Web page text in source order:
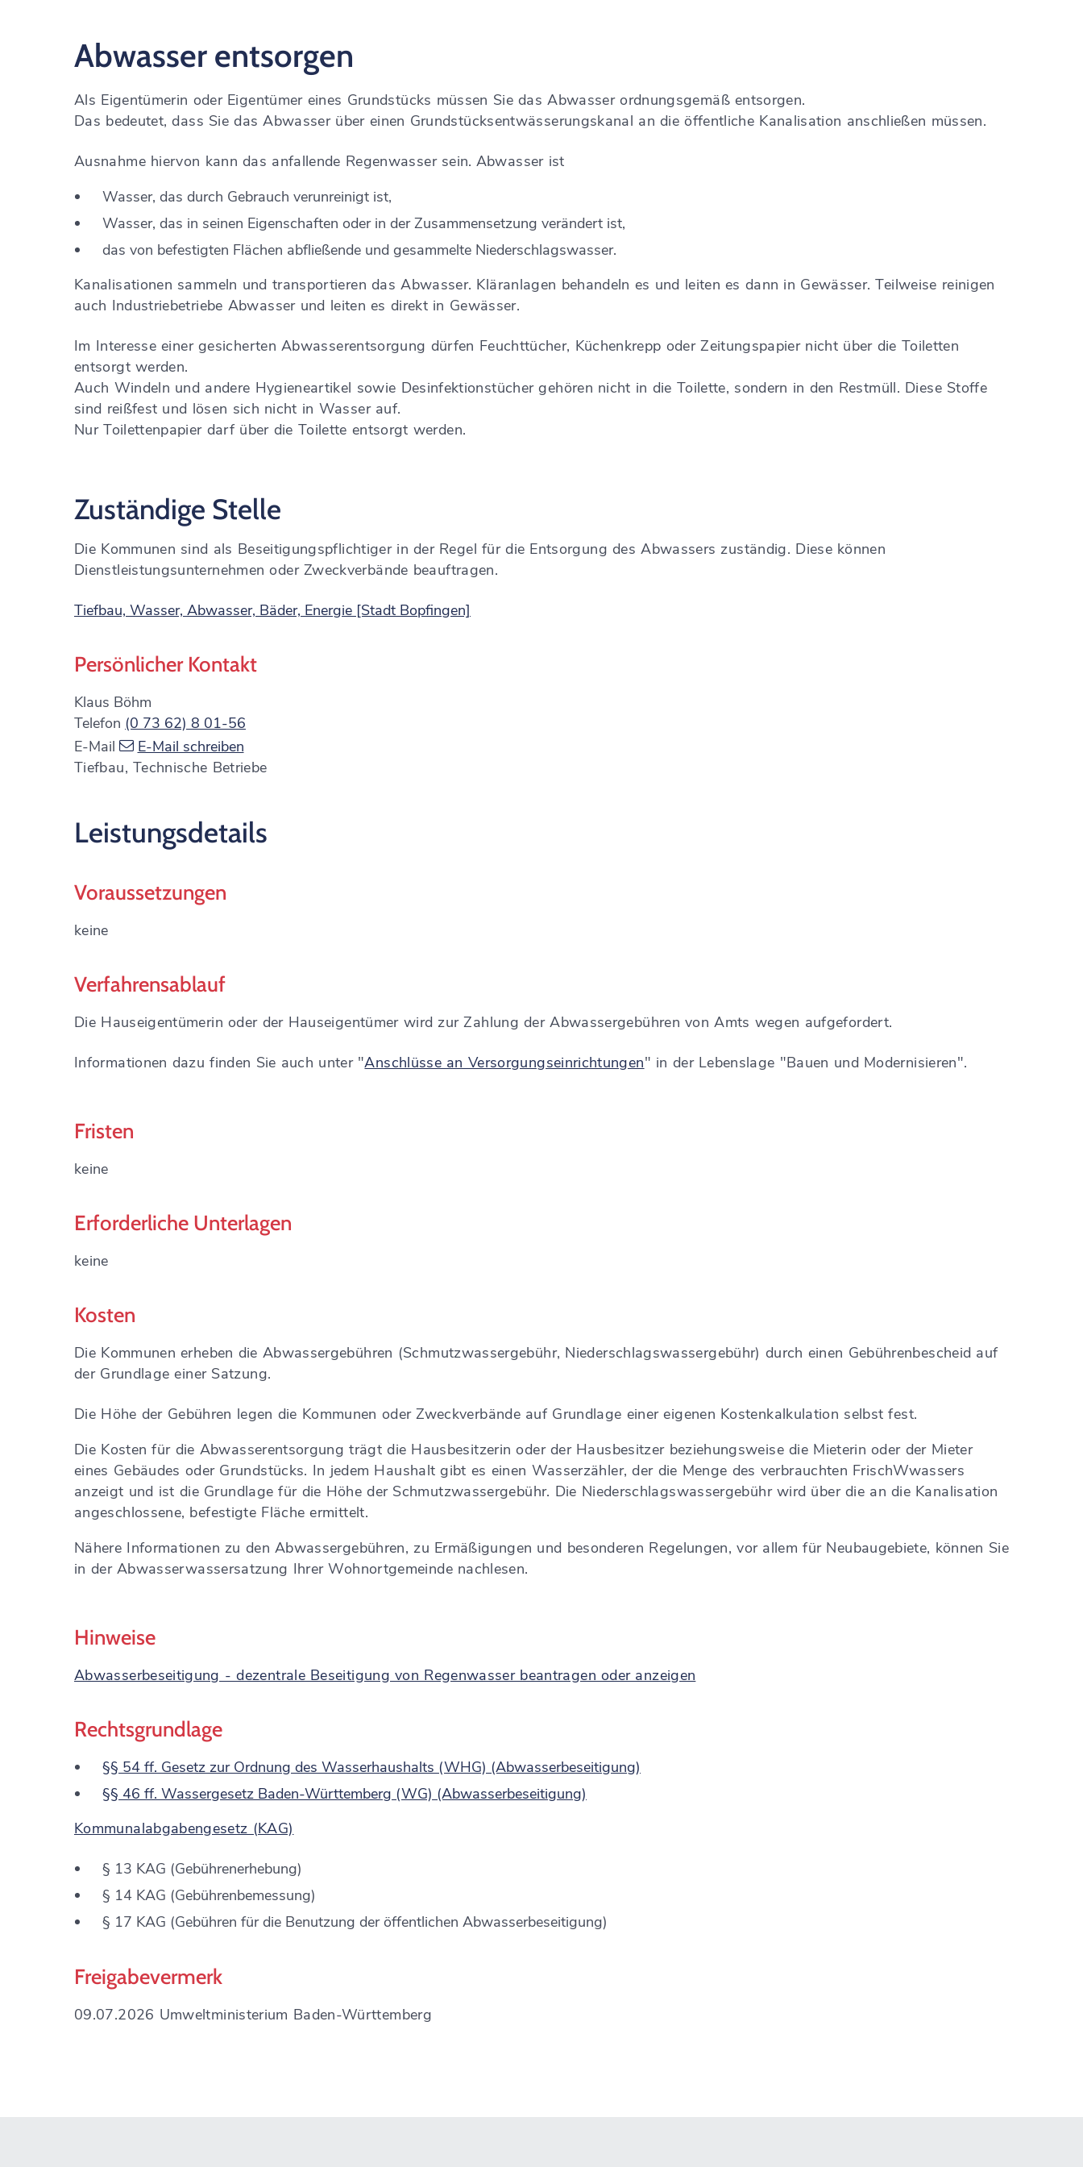
Abwasser entsorgen
Als Eigentümerin oder Eigentümer eines Grundstücks müssen Sie das Abwasser ordnungsgemäß entsorgen.
Das bedeutet, dass Sie das Abwasser über einen Grundstücksentwässerungskanal an die öffentliche Kanalisation anschließen müssen.
Ausnahme hiervon kann das anfallende Regenwasser sein. Abwasser ist
Wasser, das durch Gebrauch verunreinigt ist,
Wasser, das in seinen Eigenschaften oder in der Zusammensetzung verändert ist,
das von befestigten Flächen abfließende und gesammelte Niederschlagswasser.
Kanalisationen sammeln und transportieren das Abwasser. Kläranlagen behandeln es und leiten es dann in Gewässer. Teilweise reinigen
auch Industriebetriebe Abwasser und leiten es direkt in Gewässer.
Im Interesse einer gesicherten Abwasserentsorgung dürfen Feuchttücher, Küchenkrepp oder Zeitungspapier nicht über die Toiletten
entsorgt werden.
Auch Windeln und andere Hygieneartikel sowie Desinfektionstücher gehören nicht in die Toilette, sondern in den Restmüll. Diese Stoffe
sind reißfest und lösen sich nicht in Wasser auf.
Nur Toilettenpapier darf über die Toilette entsorgt werden.
Zuständige Stelle
Die Kommunen sind als Beseitigungspflichtiger in der Regel für die Entsorgung des Abwassers zuständig. Diese können
Dienstleistungsunternehmen oder Zweckverbände beauftragen.
Tiefbau, Wasser, Abwasser, Bäder, Energie [Stadt Bopfingen]
Persönlicher Kontakt
Klaus Böhm
Telefon (0 73 62) 8 01-56
E-Mail
E-Mail schreiben
Tiefbau, Technische Betriebe
Leistungsdetails
Voraussetzungen
keine
Verfahrensablauf
Die Hauseigentümerin oder der Hauseigentümer wird zur Zahlung der Abwassergebühren von Amts wegen aufgefordert.
Informationen dazu finden Sie auch unter "Anschlüsse an Versorgungseinrichtungen" in der Lebenslage "Bauen und Modernisieren".
Fristen
keine
Erforderliche Unterlagen
keine
Kosten
Die Kommunen erheben die Abwassergebühren (Schmutzwassergebühr, Niederschlagswassergebühr) durch einen Gebührenbescheid auf
der Grundlage einer Satzung.
Die Höhe der Gebühren legen die Kommunen oder Zweckverbände auf Grundlage einer eigenen Kostenkalkulation selbst fest.
Die Kosten für die Abwasserentsorgung trägt die Hausbesitzerin oder der Hausbesitzer beziehungsweise die Mieterin oder der Mieter
eines Gebäudes oder Grundstücks. In jedem Haushalt gibt es einen Wasserzähler, der die Menge des verbrauchten FrischWwassers
anzeigt und ist die Grundlage für die Höhe der Schmutzwassergebühr. Die Niederschlagswassergebühr wird über die an die Kanalisation
angeschlossene, befestigte Fläche ermittelt.
Nähere Informationen zu den Abwassergebühren, zu Ermäßigungen und besonderen Regelungen, vor allem für Neubaugebiete, können Sie
in der Abwasserwassersatzung Ihrer Wohnortgemeinde nachlesen.
Hinweise
Abwasserbeseitigung - dezentrale Beseitigung von Regenwasser beantragen oder anzeigen
Rechtsgrundlage
§§ 54 ff. Gesetz zur Ordnung des Wasserhaushalts (WHG) (Abwasserbeseitigung)
§§ 46 ff. Wassergesetz Baden-Württemberg (WG) (Abwasserbeseitigung)
Kommunalabgabengesetz (KAG)
§ 13 KAG (Gebührenerhebung)
§ 14 KAG (Gebührenbemessung)
§ 17 KAG (Gebühren für die Benutzung der öffentlichen Abwasserbeseitigung)
Freigabevermerk
09.07.2026 Umweltministerium Baden-Württemberg